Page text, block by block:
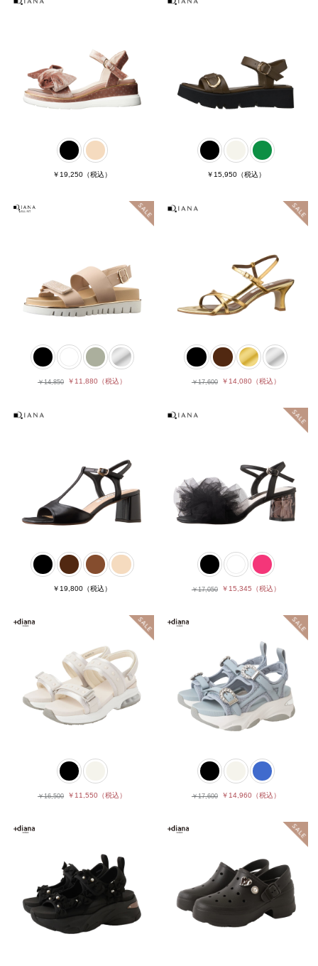
￥19,250 （税込） ￥15,950（税込）
￥14,850 ￥11,880 （税込） ￥17,600 ￥14,080（税込）
￥19,800 （税込） ￥17,050 ￥15,345 （税込）
￥16,500 ￥11,550 （税込） ￥17,600 ￥14,960（税込）